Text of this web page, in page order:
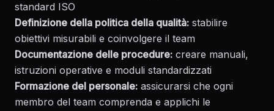
standard ISO
Definizione della politica della qualità: stabilire
obiettivi misurabili e coinvolgere il team
Documentazione delle procedure: creare manuali,
istruzioni operative e moduli standardizzati
Formazione del personale: assicurarsi che ogni
membro del team comprenda e applichi le